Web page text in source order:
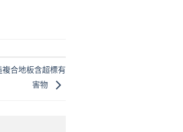
複合地板含超標有
害物